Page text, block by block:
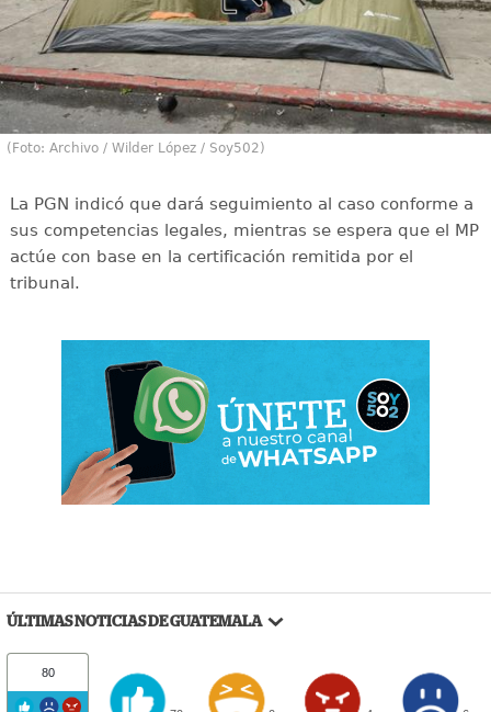
(Foto: Archivo / Wilder López / Soy502)
La PGN indicó que dará seguimiento al caso conforme a
sus competencias legales, mientras se espera que el MP
actúe con base en la certificación remitida por el
tribunal.
ÚLTIMAS NOTICIAS DE GUATEMALA
80